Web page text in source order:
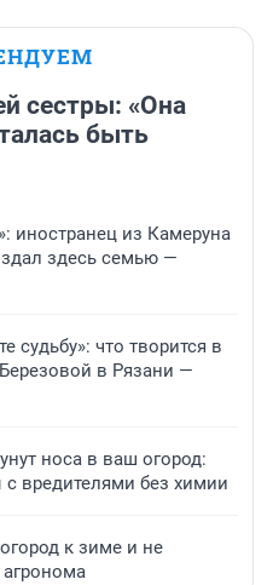
сестры: «Она
быть
иностранец из Камеруна
здесь семью —
судьбу»: что творится в
в Рязани —
носа в ваш огород:
вредителями без химии
к зиме и не